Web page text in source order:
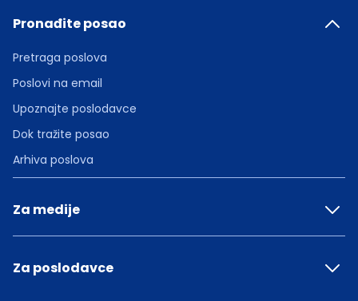
Pronađite posao
Pretraga poslova
Poslovi na email
Upoznajte poslodavce
Dok tražite posao
Arhiva poslova
Za medije
Za poslodavce